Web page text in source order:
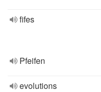
fifes
Pfeifen
evolutions